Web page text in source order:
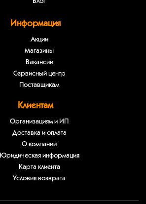
Информация
Акции
Магазины
Вакансии
Сервисный центр
Поставщикам
Клиентам
Организациям и ИП
Доставка и оплата
О компании
Юридическая информация
Карта клиента
Условия возврата